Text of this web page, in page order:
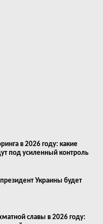
в 2026 году: какие
под усиленный контроль
Украины будет
славы в 2026 году: